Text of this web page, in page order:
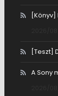
[Teszt]
A Sony